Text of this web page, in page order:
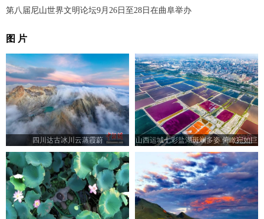
第八届尼山世界文明论坛9月26日至28日在曲阜举办
图 片
四川达古冰川云蒸霞蔚
山西运城七彩盐湖斑斓多姿 俯瞰宛如巨
型调色板